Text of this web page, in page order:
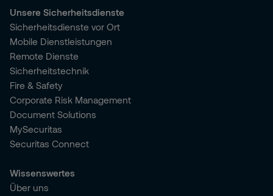
Unsere Sicherheitsdienste
Sicherheitsdienste vor Ort
Mobile Dienstleistungen
Remote Dienste
Sicherheitstechnik
Fire & Safety
Corporate Risk Management
Document Solutions
MySecuritas
Securitas Connect
Wissenswertes
Über uns